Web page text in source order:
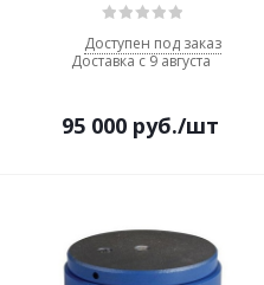
Доступен под заказ
Доставка с 9 августа
95 000 руб./шт